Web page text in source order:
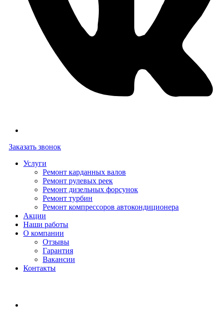
Заказать звонок
Услуги
Ремонт карданных валов
Ремонт рулевых реек
Ремонт дизельных форсунок
Ремонт турбин
Ремонт компрессоров автокондиционера
Акции
Наши работы
О компании
Отзывы
Гарантия
Вакансии
Контакты